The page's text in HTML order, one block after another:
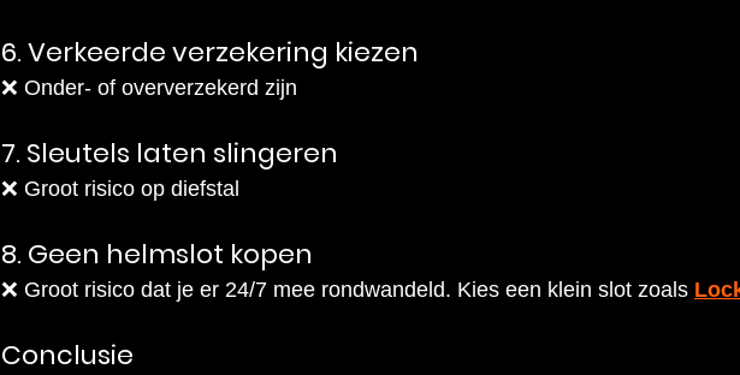
6. Verkeerde verzekering kiezen
❌ Onder- of oververzekerd zijn
7. Sleutels laten slingeren
❌ Groot risico op diefstal
8. Geen helmslot kopen
❌ Groot risico dat je er 24/7 mee rondwandeld. Kies een klein slot zoals
Conclusie